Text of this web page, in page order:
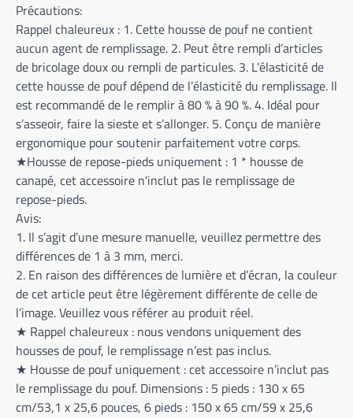
Précautions:
Rappel chaleureux : 1. Cette housse de pouf ne contient
aucun agent de remplissage. 2. Peut être rempli d’articles
de bricolage doux ou rempli de particules. 3. L’élasticité de
cette housse de pouf dépend de l’élasticité du remplissage. Il
est recommandé de le remplir à 80 % à 90 %. 4. Idéal pour
s’asseoir, faire la sieste et s’allonger. 5. Conçu de manière
ergonomique pour soutenir parfaitement votre corps.
★Housse de repose-pieds uniquement : 1 * housse de
canapé, cet accessoire n’inclut pas le remplissage de
repose-pieds.
Avis:
1. Il s’agit d’une mesure manuelle, veuillez permettre des
différences de 1 à 3 mm, merci.
2. En raison des différences de lumière et d’écran, la couleur
de cet article peut être légèrement différente de celle de
l’image. Veuillez vous référer au produit réel.
★ Rappel chaleureux : nous vendons uniquement des
housses de pouf, le remplissage n’est pas inclus.
★ Housse de pouf uniquement : cet accessoire n’inclut pas
le remplissage du pouf. Dimensions : 5 pieds : 130 x 65
cm/53,1 x 25,6 pouces, 6 pieds : 150 x 65 cm/59 x 25,6